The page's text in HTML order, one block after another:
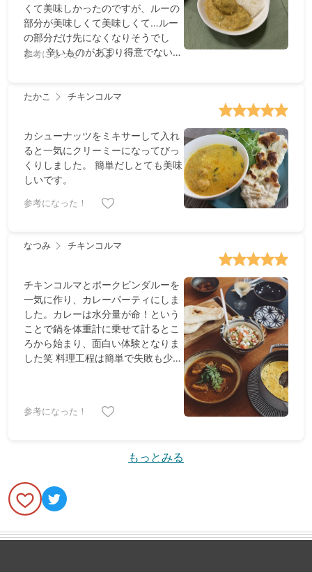
くて美味しかったのですが、ルーの
部分が美味しくて美味しくて…ルー
の部分だけ先になくなりそうでし
た。 辛いものがあまり得意でないの
す。 インド料理にはパクチーはほぼ
うです。 シナモンだけ探すの大変そ
うですが、また再挑戦してみたいで
す。ご飯ともナンとも素晴らしいマ
リアージュでした。
参考になった！
たかこ チキンコルマ
カシューナッツをミキサーして入れ
ると一気にクリーミーになってびっ
くりしました。 簡単だしとても美味
しいです。
参考になった！
なつみ チキンコルマ
チキンコルマとポークビンダルーを
一気に作り、カレーパーティにしま
した。カレーは水分量が命！という
ことで鍋を体重計に乗せて計るとこ
ろから始まり、面白い体験となりま
した笑 料理工程は簡単で失敗も少な
参考になった！
もっとみる